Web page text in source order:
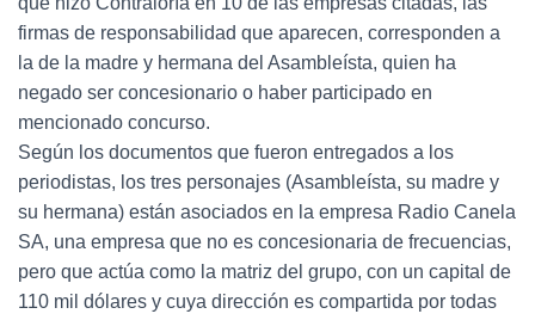
firmas de responsabilidad que aparecen, corresponden a
la de la madre y hermana del Asambleísta, quien ha
negado ser concesionario o haber participado en
mencionado concurso.
Según los documentos que fueron entregados a los
periodistas, los tres personajes (Asambleísta, su madre y
su hermana) están asociados en la empresa Radio Canela
SA, una empresa que no es concesionaria de frecuencias,
pero que actúa como la matriz del grupo, con un capital de
110 mil dólares y cuya dirección es compartida por todas